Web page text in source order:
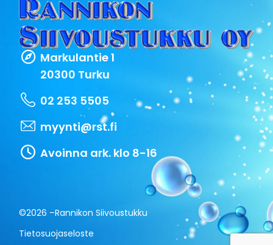
Markulantie 1
20300 Turku
02 253 5505
myynti@rst.fi
Avoinna ark. klo 8-16
©2026 –Rannikon Siivoustukku
Tietosuojaseloste